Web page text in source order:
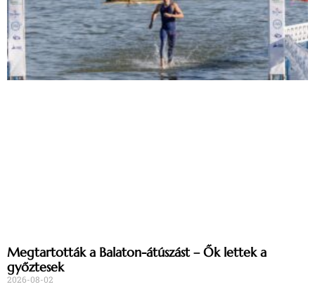
Megtartották a Balaton-átúszást – Ők lettek a
győztesek
2026-08-02